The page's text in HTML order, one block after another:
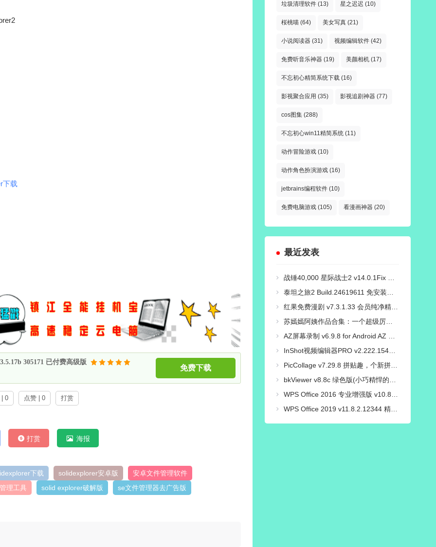
下载
305171 已付费高级版
免费下载
0 点赞 | 0 打赏
打赏 海报
下载 solidexplorer安卓版
安卓文件管理软件
理工具
solid explorer破解版 se文件管理器去广告版
垃圾清理软件 (13) 星之迟迟 (10)
桜桃喵 (64) 美女写真 (21)
小说阅读器 (31) 视频编辑软件 (42)
免费听音乐神器 (19) 美颜相机 (17)
不忘初心精简系统下载 (16)
影视聚合应用 (35) 影视追剧神器 (77)
cos图集 (288)
不忘初心win11精简系统 (11)
动作冒险游戏 (10)
动作角色扮演游戏 (16)
jetbrains编程软件 (10)
免费电脑游戏 (105) 看漫画神器 (20)
最近发表
战锤40,000 星际战士2 v14.0.1Fix 免安装豪华中文国语绿色版|对峙-破天狂袭+预购特典+全新季票+全DCL+修改器|解压即撸
泰坦之旅2 Build.24619611 免安装绿色中文豪华版|新功能:精神专精与打造系统+预购特典+全DLC+修改器-支持手柄|解压即撸
红果免费漫剧 v7.3.1.33 会员纯净精简版
苏嫣嫣阿姨作品合集：一个超级厉害的COS小姐姐！
AZ屏幕录制 v6.9.8 for Android AZ Screen Recorder 汉化免root解锁高级版
InShot视频编辑器PRO v2.222.1548 解锁专业版
PicCollage v7.29.8 拼贴趣，个新拼图照片编辑，解锁VIP会员版
bkViewer v8.8c 绿色版(小巧精悍的数码照片浏览器)
WPS Office 2016 专业增强版 v10.8.2.7164 永久激活版
WPS Office 2019 v11.8.2.12344 精简专业增强_集成序列号版